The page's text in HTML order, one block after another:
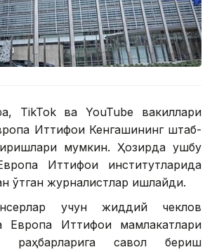
TikTok ва YouTube вакиллари
Иттифоқи Кенгашининг штаб-
мумкин. Ҳозирда ушбу
Иттифоқи институтларида
ўтган журналистлар ишлайди.
учун жиддий чеклов
Европа Иттифоқи мамлакатлари
раҳбарларига савол бериш